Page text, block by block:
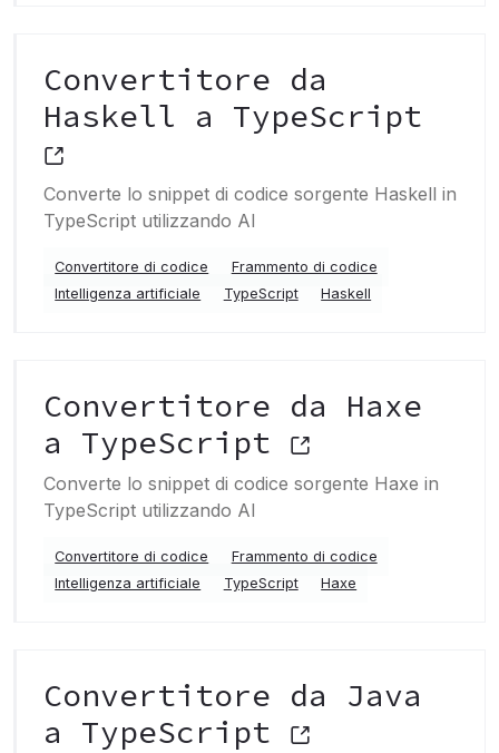
Convertitore da
Haskell a TypeScript
Converte lo snippet di codice sorgente Haskell in
TypeScript utilizzando AI
Convertitore di codice
Frammento di codice
Intelligenza artificiale
TypeScript Haskell
Convertitore da Haxe
a TypeScript
Converte lo snippet di codice sorgente Haxe in
TypeScript utilizzando AI
Convertitore di codice
Frammento di codice
Intelligenza artificiale
TypeScript Haxe
Convertitore da Java
a TypeScript